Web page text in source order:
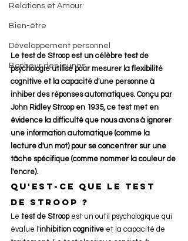
Relations et Amour
Bien-être
Développement personnel
Bonheur des jeunes
Le test de Stroop est un célèbre test de
psychologie utilisé pour mesurer la flexibilité
cognitive et la capacité d'une personne à
inhiber des réponses automatiques. Conçu par
John Ridley Stroop en 1935, ce test met en
évidence la difficulté que nous avons à ignorer
une information automatique (comme la
lecture d'un mot) pour se concentrer sur une
tâche spécifique (comme nommer la couleur de
l'encre).
qu'est-ce que le test
de stroop ?
Le test de Stroop est un outil psychologique qui
évalue l'inhibition cognitive et la capacité de